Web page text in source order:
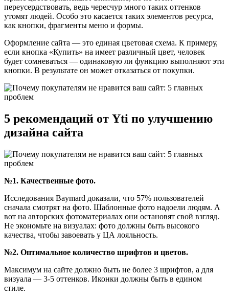
переусердствовать, ведь чересчур много таких оттенков
утомят людей. Особо это касается таких элементов ресурса,
как кнопки, фрагменты меню и формы.
Оформление сайта — это единая цветовая схема. К примеру,
если кнопка «Купить» на имеет различный цвет, человек
будет сомневаться — одинаковую ли функцию выполняют эти
кнопки. В результате он может отказаться от покупки.
5 рекомендаций от Yti по улучшению
дизайна сайта
№1. Качественные фото.
Исследования Baymard доказали, что 57% пользователей
сначала смотрят на фото. Шаблонные фото надоели людям. А
вот на авторских фотоматериалах они остановят свой взгляд.
Не экономьте на визуалах: фото должны быть высокого
качества, чтобы завоевать у ЦА лояльность.
№2. Оптимальное количество шрифтов и цветов.
Максимум на сайте должно быть не более 3 шрифтов, а для
визуала — 3-5 оттенков. Иконки должны быть в едином
стиле.